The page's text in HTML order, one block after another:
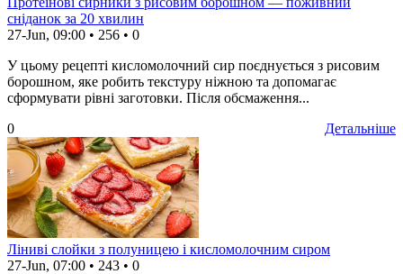
сніданок за 20 хвилин
27-Jun, 09:00 • 256 • 0
У цьому рецепті кисломолочний сир поєднується з рисовим
борошном, яке робить текстуру ніжною та допомагає
сформувати рівні заготовки. Після обсмаження...
Детальніше
0
Ліниві слойки з полуницею і кисломолочним сиром
27-Jun, 07:00 • 243 • 0